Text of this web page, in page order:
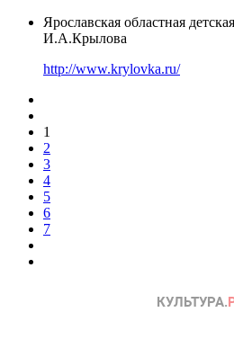
Ярославская областная
И.А.Крылова
http://www.krylovka.ru/
1
2
3
4
5
6
7